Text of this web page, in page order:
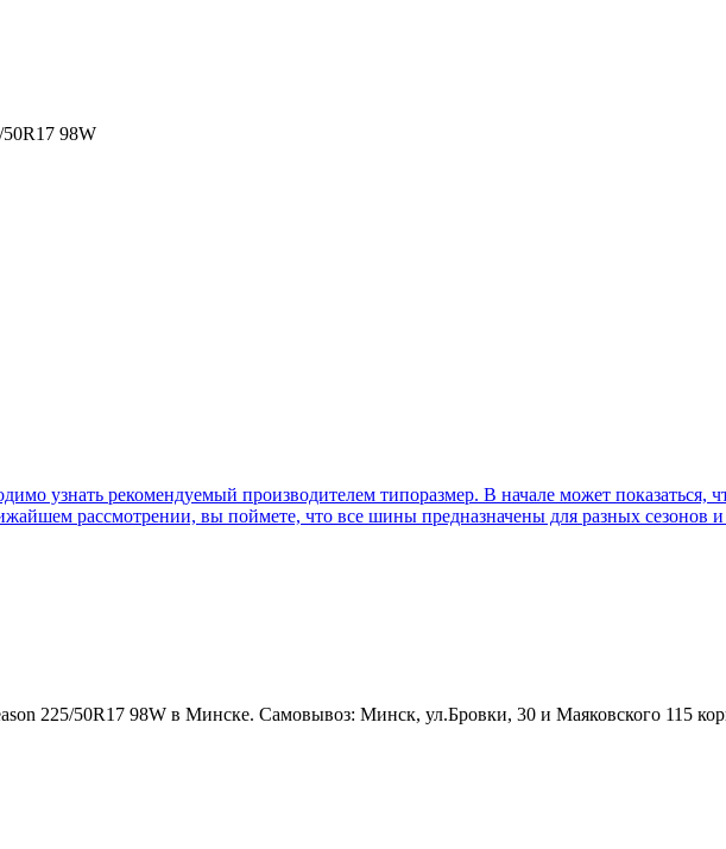
50R17 98W
узнать рекомендуемый производителем типоразмер. В начале может показаться,
рассмотрении, вы поймете, что все шины предназначены для разных сезонов
225/50R17 98W в Минске. Самовывоз: Минск, ул.Бровки, 30 и Маяковского 115